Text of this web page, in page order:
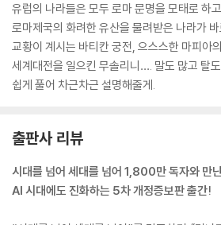
_2024년 개정증보판을 내며
--- 본문 중에서
유럽의 나라들은 모두 로마 문명을 모태로 하
로마제국의 화려한 유산을 물려받은 나라가
교황이 계시는 바티칸 궁전, 으스스한 마피아
세계대전을 일으킨 무솔리니…. 말도 많고 탈
쉽게 풀어 차근차근 설명해줄게.
출판사 리뷰
시대를 넘어 세대를 넘어 1,800만 독자와 만
AI 시대에도 진화하는 5차 개정증보판 출간!